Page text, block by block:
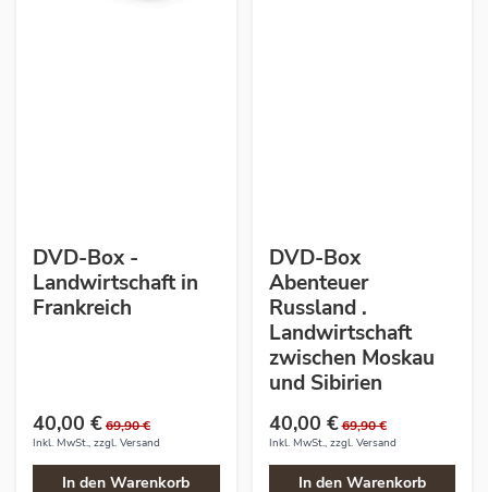
DVD-Box -
Landwirtschaft in
Frankreich
40,00 €69,90 €
Inkl. MwSt., zzgl. Versand
In den Warenkorb
DVD-Box
Abenteuer
Russland .
Landwirtschaft
zwischen Moskau
und Sibirien
40,00 €69,90 €
Inkl. MwSt., zzgl. Versand
In den Warenkorb